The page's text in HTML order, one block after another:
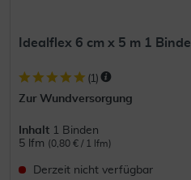
Idealflex 6 cm x 5 m 1 Binde
(1)
Zur Wundversorgung
Inhalt 1 Binden
5 lfm (0,80 € / 1 lfm)
Derzeit nicht verfügbar